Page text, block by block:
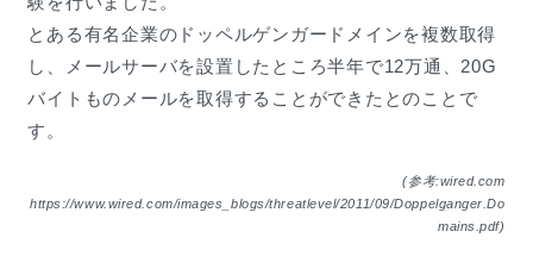
とある有名企業のドッペルゲンガードメインを複数取得
し、メールサーバを設置したところ半年で12万通、20G
バイトものメールを取得することができたとのことで
す。
(参考:wired.com
https://www.wired.com/images_blogs/threatlevel/2011/09/Doppelganger.Do
mains.pdf)